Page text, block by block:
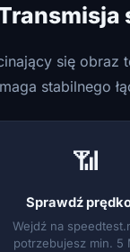
się obraz
stabilnego
📶
Sprawdź
Wejdź na
potrzebujesz min. 5